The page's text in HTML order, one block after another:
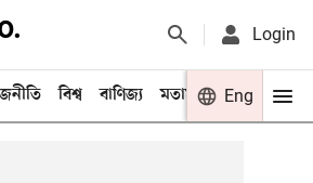
Login
বিশ্ব বাণিজ্য মতামত খেলা
Eng